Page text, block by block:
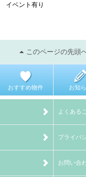
イベント有り
このページの先頭
おすすめ物件 お知
よくある
プライバ
お問い合